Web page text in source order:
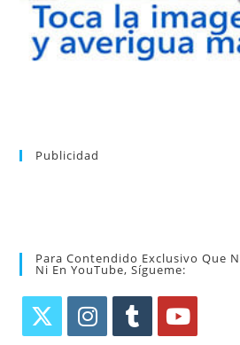
Publicidad
Para Contendido Exclusivo Que
Ni En YouTube, Sígueme: